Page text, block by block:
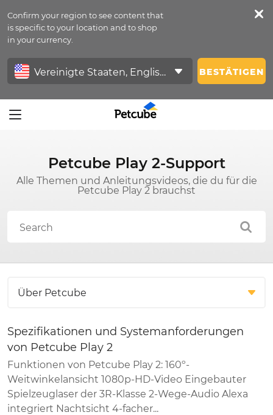
Confirm your region to see content that
is specific to your location and to shop
in your currency.
BESTÄTIGEN
Petfeed
Anmelden
Petcube Play 2-Support
Alle Themen und Anleitungsvideos, die du für die
Petcube Play 2 brauchst
Spezifikationen und Systemanforderungen
von Petcube Play 2
Funktionen von Petcube Play 2: 160º-
Weitwinkelansicht 1080p-HD-Video Eingebauter
Spielzeuglaser der 3R-Klasse 2-Wege-Audio Alexa
integriert Nachtsicht 4-facher...